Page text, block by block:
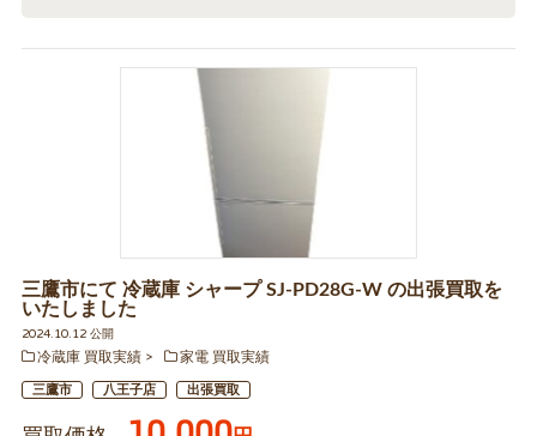
三鷹市にて 冷蔵庫 シャープ SJ-PD28G-W の出張買取を
いたしました
2024.10.12 公開
冷蔵庫 買取実績
家電 買取実績
三鷹市 八王子店 出張買取